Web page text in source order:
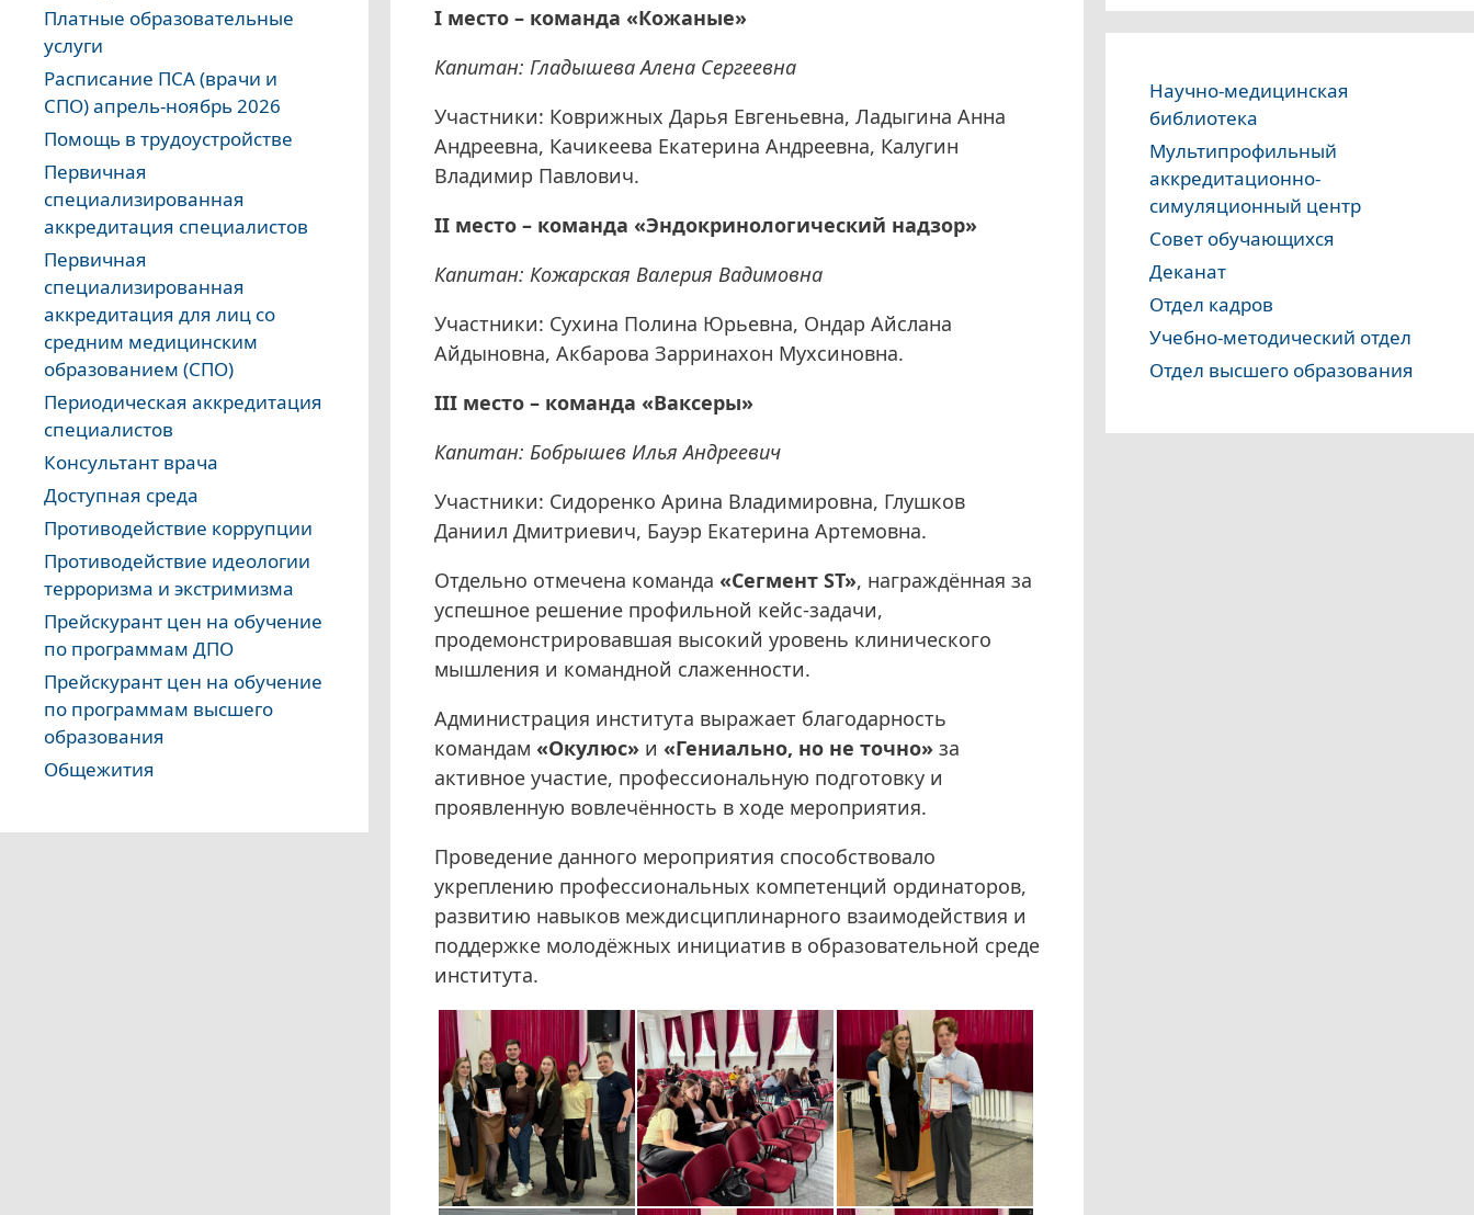
I место – команда «Кожаные»
Капитан: Гладышева Алена Сергеевна
Участники: Коврижных Дарья Евгеньевна, Ладыгина Анна
Андреевна, Качикеева Екатерина Андреевна, Калугин
Владимир Павлович.
II место – команда «Эндокринологический надзор»
Капитан: Кожарская Валерия Вадимовна
Участники: Сухина Полина Юрьевна, Ондар Айслана
Айдыновна, Акбарова Зарринахон Мухсиновна.
III место – команда «Ваксеры»
Капитан: Бобрышев Илья Андреевич
Участники: Сидоренко Арина Владимировна, Глушков
Даниил Дмитриевич, Бауэр Екатерина Артемовна.
Отдельно отмечена команда «Сегмент ST», награждённая за
успешное решение профильной кейс-задачи,
продемонстрировавшая высокий уровень клинического
мышления и командной слаженности.
Администрация института выражает благодарность
командам «Окулюс» и «Гениально, но не точно» за
активное участие, профессиональную подготовку и
проявленную вовлечённость в ходе мероприятия.
Проведение данного мероприятия способствовало
укреплению профессиональных компетенций ординаторов,
развитию навыков междисциплинарного взаимодействия и
поддержке молодёжных инициатив в образовательной среде
института.
Платные образовательные
услуги
Расписание ПСА (врачи и
СПО) апрель-ноябрь 2026
Помощь в трудоустройстве
Первичная
специализированная
аккредитация специалистов
Первичная
специализированная
аккредитация для лиц со
средним медицинским
образованием (СПО)
Периодическая аккредитация
специалистов
Консультант врача
Доступная среда
Противодействие коррупции
Противодействие идеологии
терроризма и экстримизма
Прейскурант цен на обучение
по программам ДПО
Прейскурант цен на обучение
по программам высшего
образования
Общежития
Научно-медицинская
библиотека
Мультипрофильный
аккредитационно-
симуляционный центр
Совет обучающихся
Деканат
Отдел кадров
Учебно-методический отдел
Отдел высшего образования